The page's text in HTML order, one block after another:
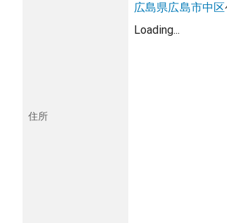
住所
広島県広島市中区
Loading...